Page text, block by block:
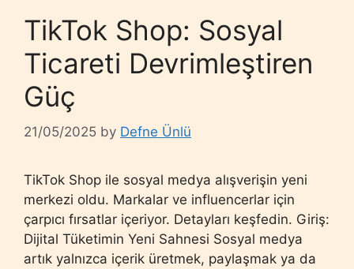
TikTok Shop: Sosyal
Ticareti Devrimleştiren
Güç
21/05/2025 by Defne Ünlü
TikTok Shop ile sosyal medya alışverişin yeni
merkezi oldu. Markalar ve influencerlar için
çarpıcı fırsatlar içeriyor. Detayları keşfedin. Giriş:
Dijital Tüketimin Yeni Sahnesi Sosyal medya
artık yalnızca içerik üretmek, paylaşmak ya da